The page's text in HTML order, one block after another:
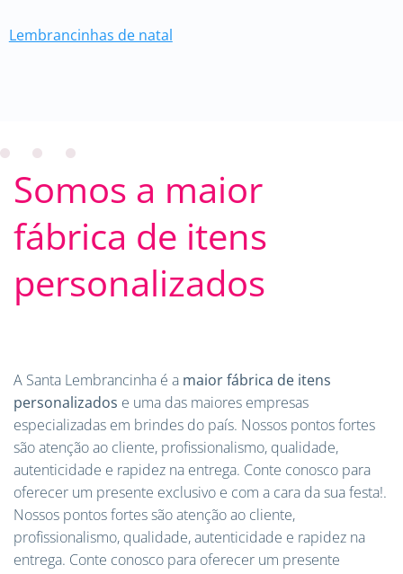
Lembrancinhas de natal
Somos a maior
fábrica de itens
personalizados
A Santa Lembrancinha é a maior fábrica de itens
personalizados e uma das maiores empresas
especializadas em brindes do país. Nossos pontos fortes
são atenção ao cliente, profissionalismo, qualidade,
autenticidade e rapidez na entrega. Conte conosco para
oferecer um presente exclusivo e com a cara da sua festa!.
Nossos pontos fortes são atenção ao cliente,
profissionalismo, qualidade, autenticidade e rapidez na
entrega. Conte conosco para oferecer um presente